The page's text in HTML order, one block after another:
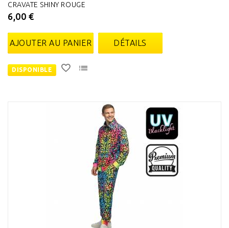
CRAVATE SHINY ROUGE
6,00 €
AJOUTER AU PANIER DÉTAILS
DISPONIBLE